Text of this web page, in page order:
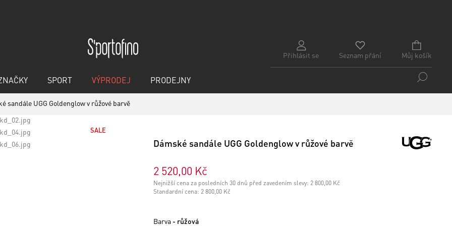
Přihlásit se Můj košík
Seznam přání
SPORT VÝPRODEJ PRODEJNY
sandále UGG Goldenglow v růžové barvě
SALE
Dámské sandále UGG Goldenglow v růžové barvě
2 520,00 Kč
Nejnižší cena za posledních 30 dnů před zavedením slevy: 2 800,00 Kč
Standardní cena: 2 800,00 Kč
Barva - růžová